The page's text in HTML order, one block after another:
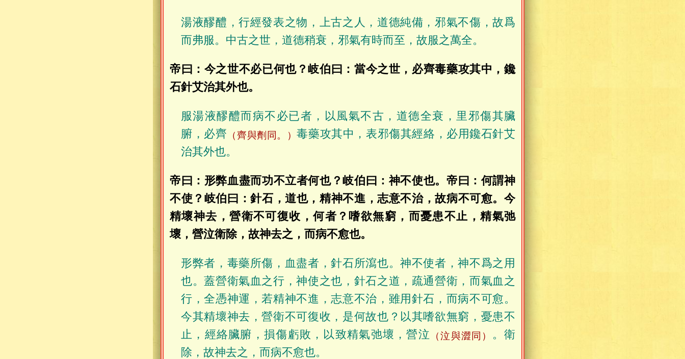
湯液醪醴，行經發表之物，上古之人，道德純備，邪氣不傷，故爲
而弗服。中古之世，道德稍衰，邪氣有時而至，故服之萬全。
帝曰：今之世不必已何也？岐伯曰：當今之世，必齊毒藥攻其中，鑱
石針艾治其外也。
服湯液醪醴而病不必已者，以風氣不古，道德全衰，里邪傷其臟
腑，必齊 （齊與劑同。）毒藥攻其中，表邪傷其經絡，必用鑱石針艾
治其外也。
帝曰：形弊血盡而功不立者何也？岐伯曰：神不使也。帝曰：何謂神
不使？岐伯曰：針石，道也，精神不進，志意不治，故病不可愈。今
精壞神去，營衛不可復收，何者？嗜欲無窮，而憂患不止，精氣弛
壞，營泣衛除，故神去之，而病不愈也。
形弊者，毒藥所傷，血盡者，針石所瀉也。神不使者，神不爲之用
也。蓋營衛氣血之行，神使之也，針石之道，疏通營衛，而氣血之
行，全憑神運，若精神不進，志意不治，雖用針石，而病不可愈。
今其精壞神去，營衛不可復收，是何故也？以其嗜欲無窮，憂患不
止，經絡臟腑，損傷虧敗，以致精氣弛壞，營泣 （泣與澀同）
。衛
除，故神去之，而病不愈也。